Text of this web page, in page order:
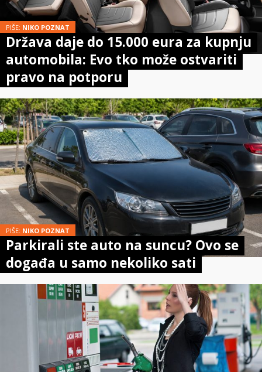
PIŠE: NIKO POZNAT
Država daje do 15.000 eura za kupnju
automobila: Evo tko može ostvariti
pravo na potporu
PIŠE: NIKO POZNAT
Parkirali ste auto na suncu? Ovo se
događa u samo nekoliko sati